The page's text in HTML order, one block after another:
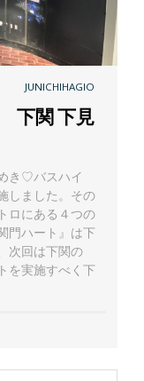
JUNICHIHAGIO
下関 下見
き♡バスハイ
しました。その
ロにある４つの
門ハート』は下
次回は下関の
を実施すべく下